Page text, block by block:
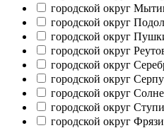
городской округ
городской округ
городской округ
городской округ
городской округ
городской округ
городской округ
городской округ
городской округ